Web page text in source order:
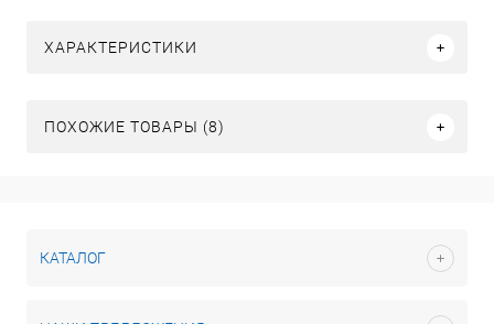
ХАРАКТЕРИСТИКИ
ПОХОЖИЕ ТОВАРЫ (8)
КАТАЛОГ